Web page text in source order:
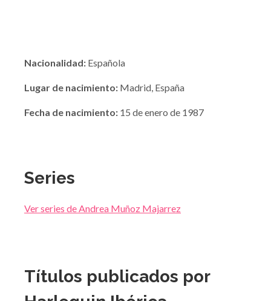
Nacionalidad: Española
Lugar de nacimiento: Madrid, España
Fecha de nacimiento: 15 de enero de 1987
Series
Ver series de Andrea Muñoz Majarrez
Títulos publicados por